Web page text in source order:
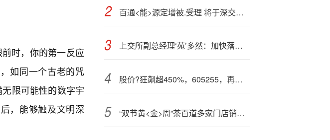
时，你的第一反应
如同一个古老的咒
限可能性的数字宇
，能够触及文明深
百通<能>源定增被.受理 将于深交所上市
上交所副总经理‘苑’多然：加快落地实施科创板“1+6”改革 推动前沿领域绿色创新成果转化
股价?狂飙超450%，605255，再次停牌核查！
“双节黄<金>周”茶百道多家门店销量增长超1000%